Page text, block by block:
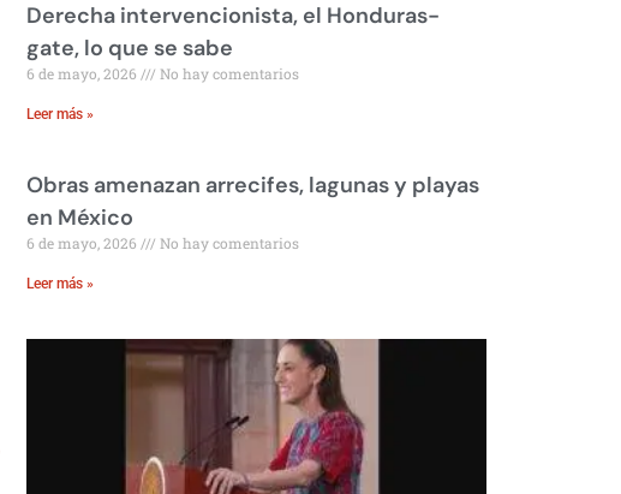
Derecha intervencionista, el Honduras-
gate, lo que se sabe
6 de mayo, 2026 No hay comentarios
Leer más »
Obras amenazan arrecifes, lagunas y playas
en México
6 de mayo, 2026 No hay comentarios
Leer más »